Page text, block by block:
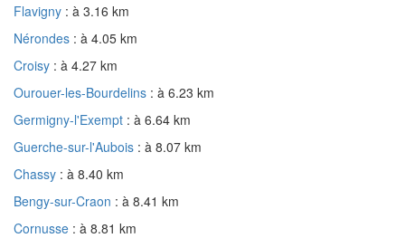
Flavigny : à 3.16 km
Nérondes : à 4.05 km
Croisy : à 4.27 km
Ourouer-les-Bourdelins : à 6.23 km
Germigny-l'Exempt : à 6.64 km
Guerche-sur-l'Aubois : à 8.07 km
Chassy : à 8.40 km
Bengy-sur-Craon : à 8.41 km
Cornusse : à 8.81 km